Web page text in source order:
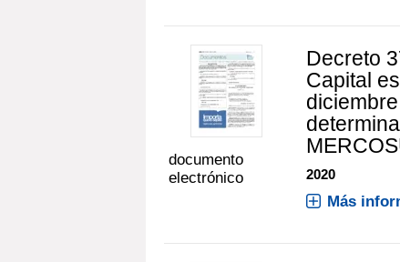
documento
electrónico
Decreto
Capital
2020
Más